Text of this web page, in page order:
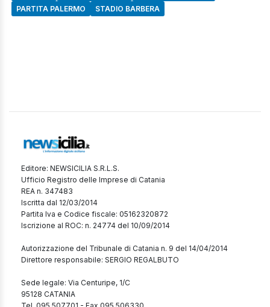
PARTITA PALERMO
STADIO BARBERA
Editore: NEWSICILIA S.R.L.S.
Ufficio Registro delle Imprese di Catania
REA n. 347483
Iscritta dal 12/03/2014
Partita Iva e Codice fiscale: 05162320872
Iscrizione al ROC: n. 24774 del 10/09/2014
Autorizzazione del Tribunale di Catania n. 9 del 14/04/2014
Direttore responsabile: SERGIO REGALBUTO
Sede legale: Via Centuripe, 1/C
95128 CATANIA